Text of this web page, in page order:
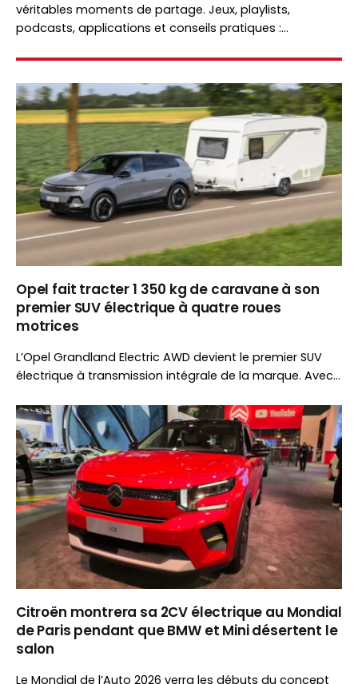
véritables moments de partage. Jeux, playlists,
podcasts, applications et conseils pratiques :
au long du voyage.
Opel fait tracter 1 350 kg de caravane à son
premier SUV électrique à quatre roues
motrices
L’Opel Grandland Electric AWD devient le premier SUV
électrique à transmission intégrale de la marque. Avec
remorquage de 1 350 kg, il cible aussi les amateurs de
caravaning.
Citroën montrera sa 2CV électrique au Mondial
de Paris pendant que BMW et Mini désertent le
salon
Le Mondial de l’Auto 2026 verra les débuts du concept